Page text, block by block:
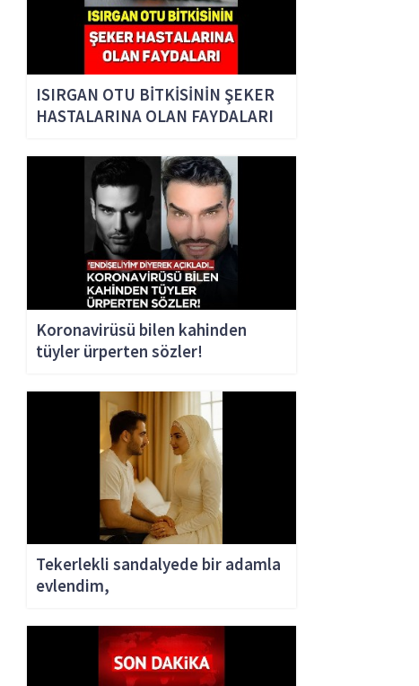
ISIRGAN OTU BİTKİSİNİN ŞEKER
HASTALARINA OLAN FAYDALARI
Koronavirüsü bilen kahinden
tüyler ürperten sözler!
Tekerlekli sandalyede bir adamla
evlendim,